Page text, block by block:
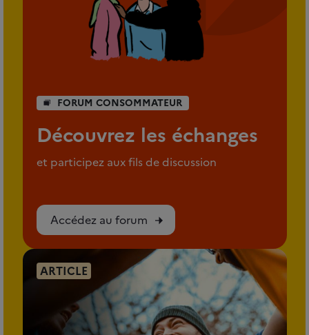
FORUM CONSOMMATEUR
Découvrez les échanges
et participez aux fils de discussion
Accédez au forum
ARTICLE